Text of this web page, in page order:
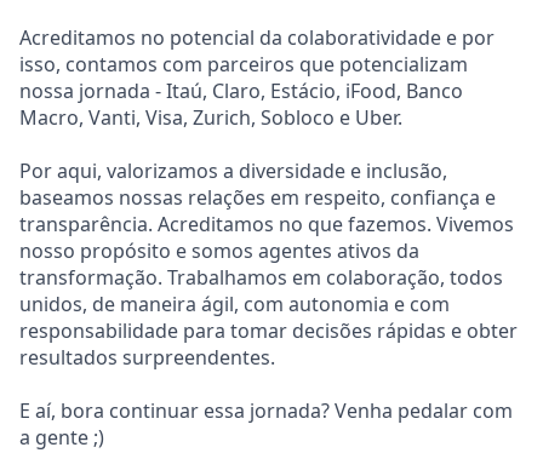
Acreditamos no potencial da colaboratividade e por
isso, contamos com parceiros que potencializam
nossa jornada - Itaú, Claro, Estácio, iFood, Banco
Macro, Vanti, Visa, Zurich, Sobloco e Uber.
Por aqui, valorizamos a diversidade e inclusão,
baseamos nossas relações em respeito, confiança e
transparência. Acreditamos no que fazemos. Vivemos
nosso propósito e somos agentes ativos da
transformação. Trabalhamos em colaboração, todos
unidos, de maneira ágil, com autonomia e com
responsabilidade para tomar decisões rápidas e obter
resultados surpreendentes.
E aí, bora continuar essa jornada? Venha pedalar com
a gente ;)